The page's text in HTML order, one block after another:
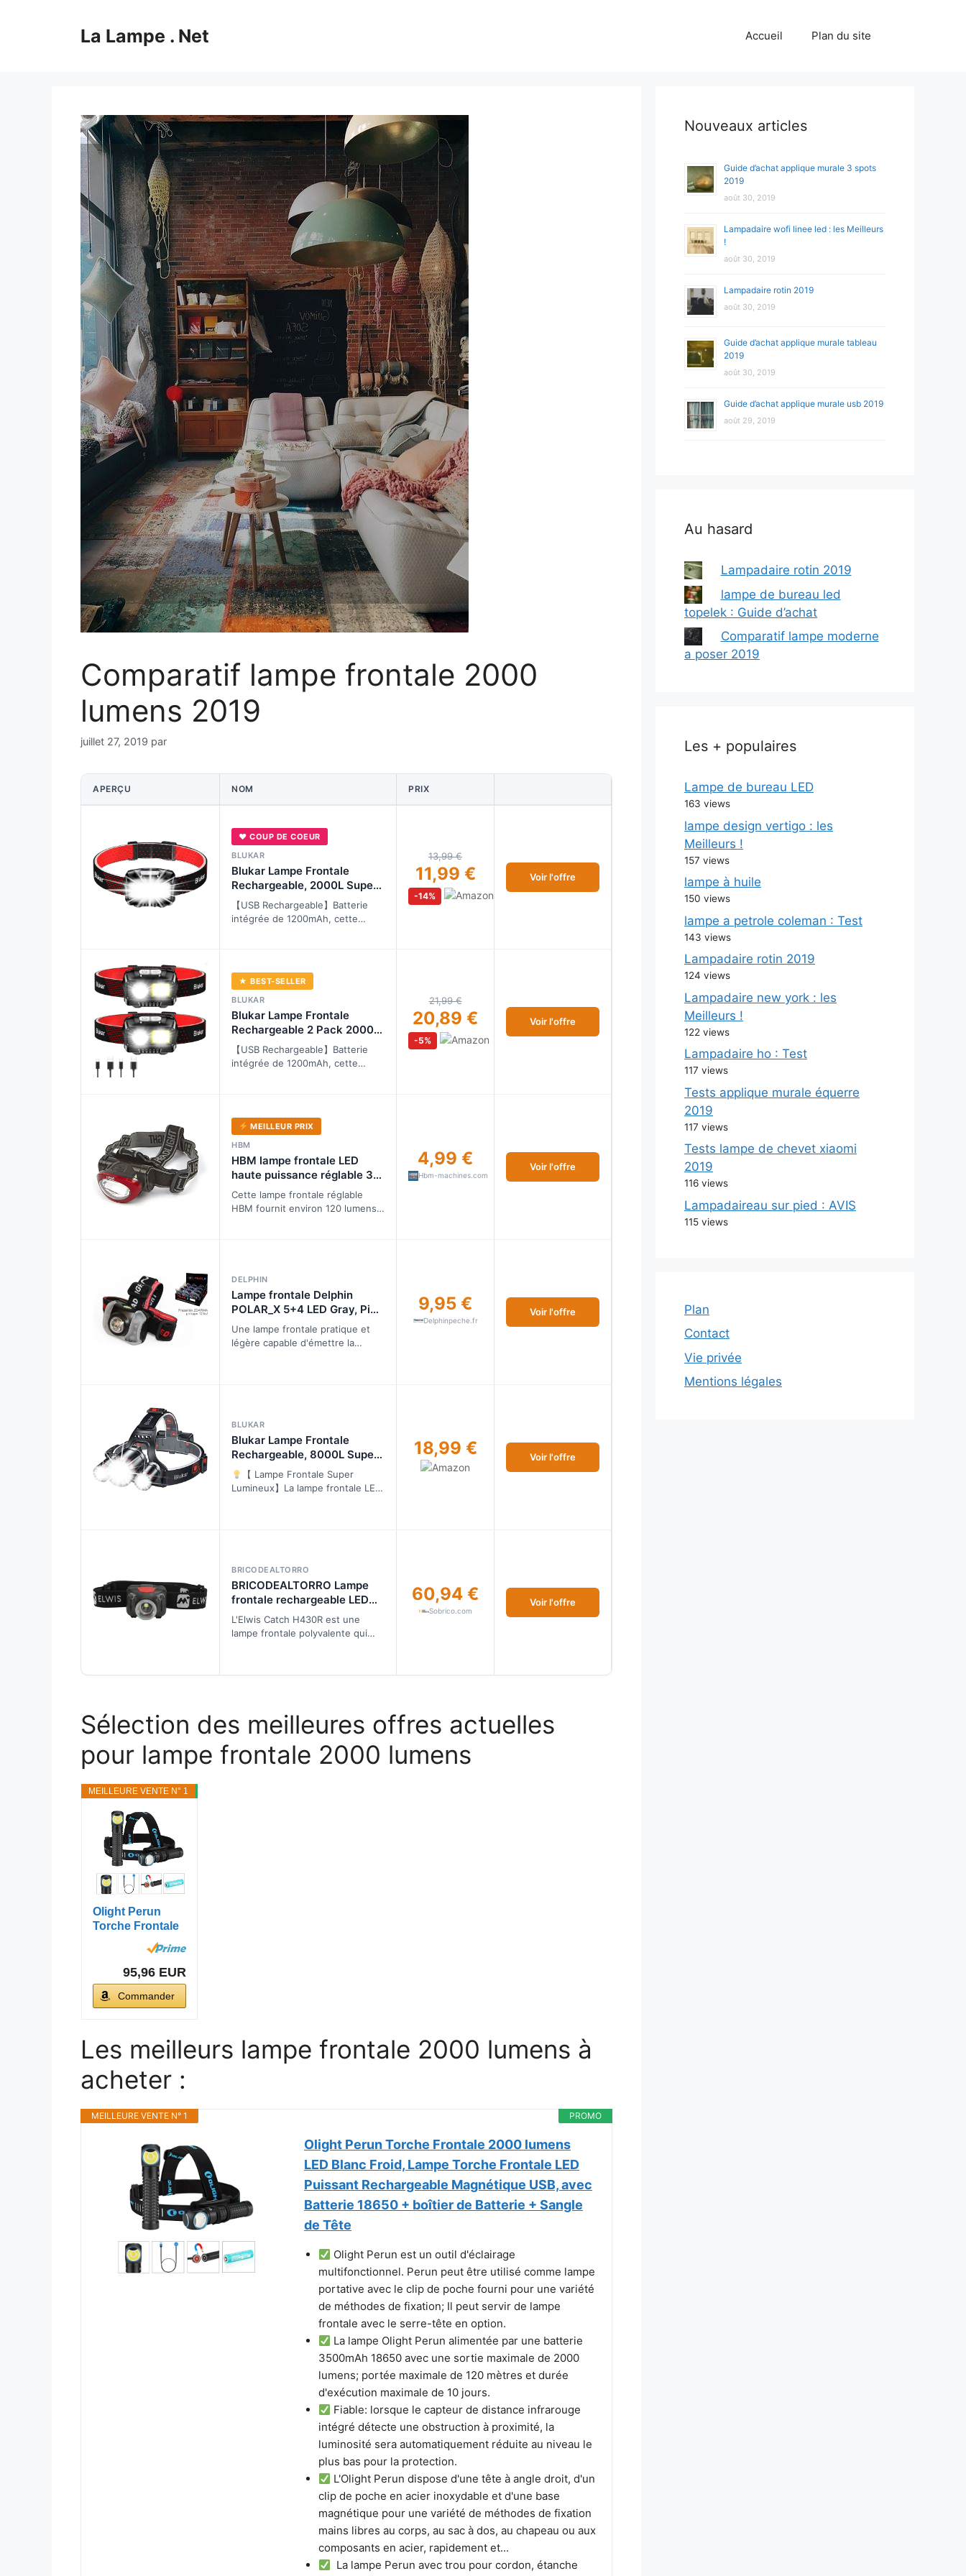
La Lampe . Net Accueil Plan du site
Comparatif lampe frontale 2000
lumens 2019
juillet 27, 2019 par
APERÇU NOM PRIX
♥ COUP DE COEUR
BLUKAR
Blukar Lampe Frontale
Rechargeable, 2000L Super
Lumineux IPX5 Étanche
【USB Rechargeable】Batterie
intégrée de 1200mAh, cette
13,99 €
11,99 €
-14%
Voir l'offre
★ BEST-SELLER
BLUKAR
Blukar Lampe Frontale
Rechargeable 2 Pack 2000L
Super Lumineux IPX5
Étanche
【USB Rechargeable】Batterie
intégrée de 1200mAh, cette
21,99 €
20,89 €
-5%
Voir l'offre
MEILLEUR PRIX
HBM
HBM lampe frontale LED
haute puissance réglable 3
Watt, 120 lumens
Cette lampe frontale réglable
HBM fournit environ 120 lumens
4,99 €
Hbm-machines.com
Voir l'offre
DELPHIN
Lampe frontale Delphin
POLAR_X 5+4 LED Gray, Pink
5+4 LED
Une lampe frontale pratique et
légère capable d'émettre la
9,95 €
Delphinpeche.fr
Voir l'offre
BLUKAR
Blukar Lampe Frontale
Rechargeable, 8000L Super
Lumineux IPX6 Étanche
【 Lampe Frontale Super
Lumineux】La lampe frontale LED
18,99 € Voir l'offre
BRICODEALTORRO
BRICODEALTORRO Lampe
frontale rechargeable LED
Elwis 430 Lm TORRO H430R
L'Elwis Catch H430R est une
lampe frontale polyvalente qui
60,94 €
Sobrico.com
Voir l'offre
Sélection des meilleures offres actuelles
pour lampe frontale 2000 lumens
PROMO
MEILLEURE VENTE N° 1
Olight Perun
Torche Frontale
2000 lumens
LED Blanc...
95,96 EUR
Commander
Les meilleurs lampe frontale 2000 lumens à
acheter :
PROMO
MEILLEURE VENTE N° 1
Olight Perun Torche Frontale 2000 lumens
LED Blanc Froid, Lampe Torche Frontale LED
Puissant Rechargeable Magnétique USB, avec
Batterie 18650 + boîtier de Batterie + Sangle
de Tête
Olight Perun est un outil d'éclairage
multifonctionnel. Perun peut être utilisé comme lampe
portative avec le clip de poche fourni pour une variété
de méthodes de fixation; Il peut servir de lampe
frontale avec le serre-tête en option.
La lampe Olight Perun alimentée par une batterie
3500mAh 18650 avec une sortie maximale de 2000
lumens; portée maximale de 120 mètres et durée
d'exécution maximale de 10 jours.
Fiable: lorsque le capteur de distance infrarouge
intégré détecte une obstruction à proximité, la
luminosité sera automatiquement réduite au niveau le
plus bas pour la protection.
L'Olight Perun dispose d'une tête à angle droit, d'un
clip de poche en acier inoxydable et d'une base
magnétique pour une variété de méthodes de fixation
mains libres au corps, au sac à dos, au chapeau ou aux
composants en acier, rapidement et...
La lampe Perun avec trou pour cordon, étanche
Nouveaux articles
Guide d’achat applique murale 3 spots
2019
août 30, 2019
Lampadaire wofi linee led : les Meilleurs
!
août 30, 2019
Lampadaire rotin 2019
août 30, 2019
Guide d’achat applique murale tableau
2019
août 30, 2019
Guide d’achat applique murale usb 2019
août 29, 2019
Au hasard
Lampadaire rotin 2019
lampe de bureau led
topelek : Guide d’achat
Comparatif lampe moderne
a poser 2019
Les + populaires
Lampe de bureau LED
163 views
lampe design vertigo : les
Meilleurs !
157 views
lampe à huile
150 views
lampe a petrole coleman : Test
143 views
Lampadaire rotin 2019
124 views
Lampadaire new york : les
Meilleurs !
122 views
Lampadaire ho : Test
117 views
Tests applique murale équerre
2019
117 views
Tests lampe de chevet xiaomi
2019
116 views
Lampadaireau sur pied : AVIS
115 views
Plan
Contact
Vie privée
Mentions légales